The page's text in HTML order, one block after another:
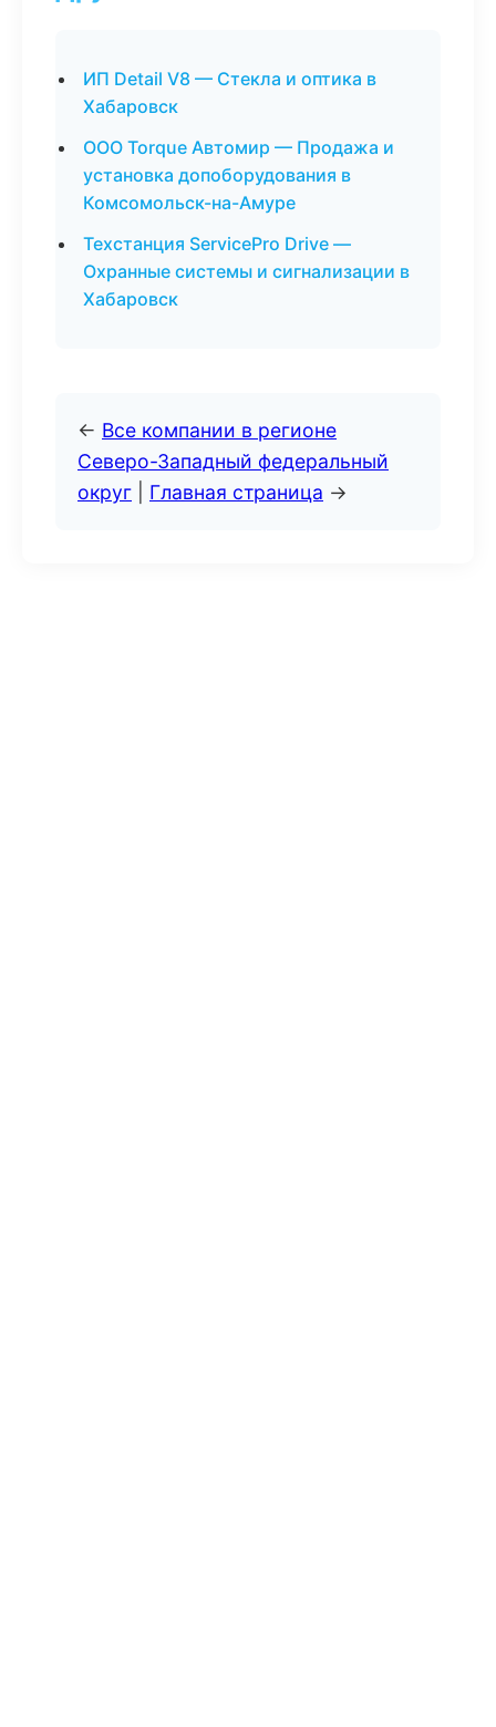
ИП Detail V8 — Стекла и оптика в
Хабаровск
ООО Torque Автомир — Продажа и
установка допоборудования в
Комсомольск-на-Амуре
Техстанция ServicePro Drive —
Охранные системы и сигнализации в
Хабаровск
← Все компании в регионе
Северо-Западный федеральный
округ
Главная страница →